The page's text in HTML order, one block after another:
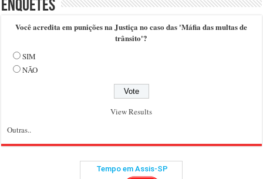
Enquetes
Você acredita em punições na Justiça no caso das 'Máfia das multas de
trânsito'?
SIM
NÃO
View Results
Outras..